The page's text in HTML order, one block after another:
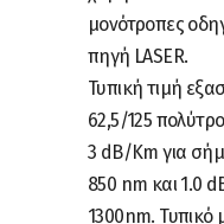
μονότροπες
πηγή LASER.
Τυπική τιμή
62,5/125
3 dB/Km για
850 nm και 1.0
1300nm. Τυπικό